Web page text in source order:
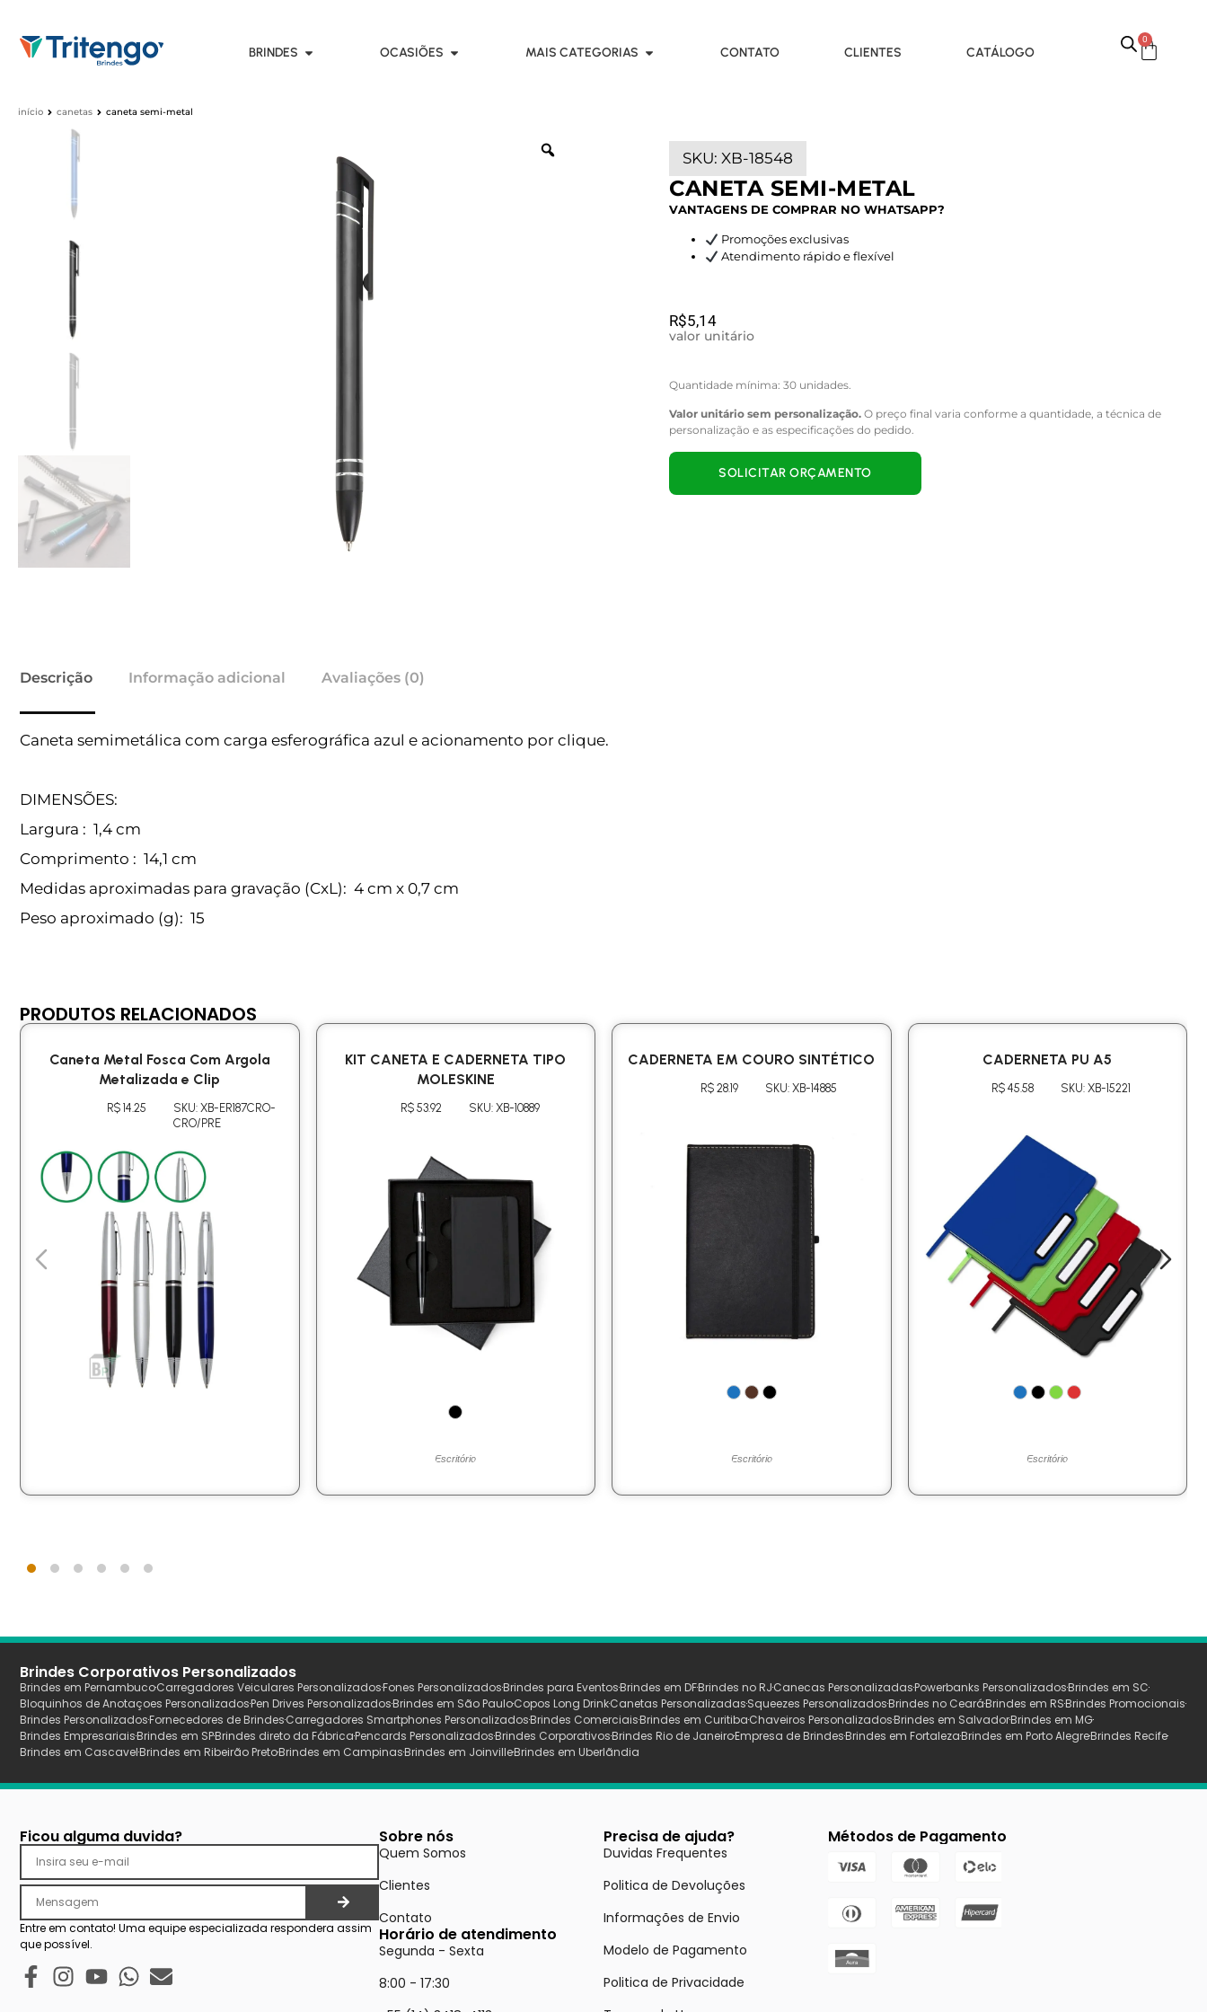
BRINDES OCASIÕES MAIS CATEGORIAS CONTATO CLIENTES CATÁLOGO
0
início canetas caneta semi-metal
SKU: XB-18548
CANETA SEMI-METAL
VANTAGENS DE COMPRAR NO WHATSAPP?
Promoções exclusivas
Atendimento rápido e flexível
R$5,14
valor unitário
Quantidade mínima: 30 unidades.
Valor unitário sem personalização. O preço final varia conforme a quantidade, a técnica de
personalização e as especificações do pedido.
SOLICITAR ORÇAMENTO
Descrição Informação adicional Avaliações (0)
Caneta semimetálica com carga esferográfica azul e acionamento por clique.
DIMENSÕES:
Largura : 1,4 cm
Comprimento : 14,1 cm
Medidas aproximadas para gravação (CxL): 4 cm x 0,7 cm
Peso aproximado (g): 15
PRODUTOS RELACIONADOS
Caneta Metal Fosca Com Argola
Metalizada e Clip
R$ 14.25
SKU: XB-ER187CRO-
CRO/PRE
KIT CANETA E CADERNETA TIPO
MOLESKINE
R$ 53.92 SKU: XB-10889
Escritório
CADERNETA EM COURO SINTÉTICO
R$ 28.19 SKU: XB-14885
Escritório
CADERNETA PU A5
R$ 45.58 SKU: XB-15221
Escritório
Brindes Corporativos Personalizados
Brindes em PernambucoCarregadores Veiculares PersonalizadosFones PersonalizadosBrindes para EventosBrindes em DFBrindes no RJCanecas PersonalizadasPowerbanks PersonalizadosBrindes em SC
Bloquinhos de Anotaçoes PersonalizadosPen Drives PersonalizadosBrindes em São PauloCopos Long DrinkCanetas PersonalizadasSqueezes PersonalizadosBrindes no CearáBrindes em RSBrindes Promocionais
Brindes PersonalizadosFornecedores de BrindesCarregadores Smartphones PersonalizadosBrindes ComerciaisBrindes em CuritibaChaveiros PersonalizadosBrindes em SalvadorBrindes em MG
Brindes EmpresariaisBrindes em SPBrindes direto da FábricaPencards PersonalizadosBrindes CorporativosBrindes Rio de JaneiroEmpresa de BrindesBrindes em FortalezaBrindes em Porto AlegreBrindes Recife
Brindes em CascavelBrindes em Ribeirão PretoBrindes em CampinasBrindes em JoinvilleBrindes em Uberlãndia
Ficou alguma duvida?
Entre em contato! Uma equipe especializada respondera assim
que possível.
Sobre nós
Quem Somos
Clientes
Contato
Horário de atendimento
Segunda - Sexta
8:00 - 17:30
Precisa de ajuda?
Duvidas Frequentes
Politica de Devoluções
Informações de Envio
Modelo de Pagamento
Politica de Privacidade
Métodos de Pagamento